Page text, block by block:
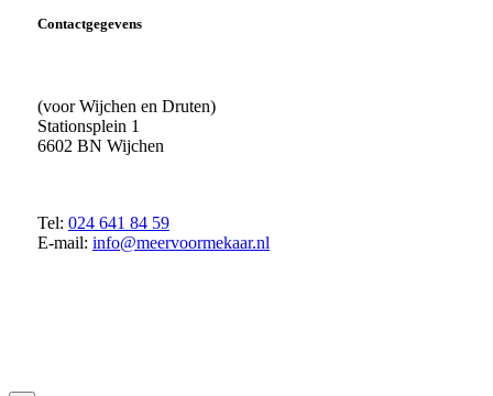
Contactgegevens
(voor Wijchen en Druten)
Stationsplein 1
6602 BN Wijchen
Tel: 024 641 84 59
E-mail: info@meervoormekaar.nl